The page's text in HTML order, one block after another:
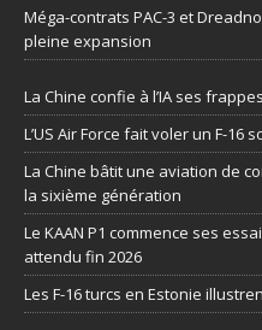
Méga-contrats PAC-3 et
pleine expansion
La Chine confie à l’IA ses
L’US Air Force fait voler un F-16
La Chine bâtit une aviation de
la sixième génération
Le KAAN P1 commence ses
attendu fin 2026
Les F-16 turcs en Estonie